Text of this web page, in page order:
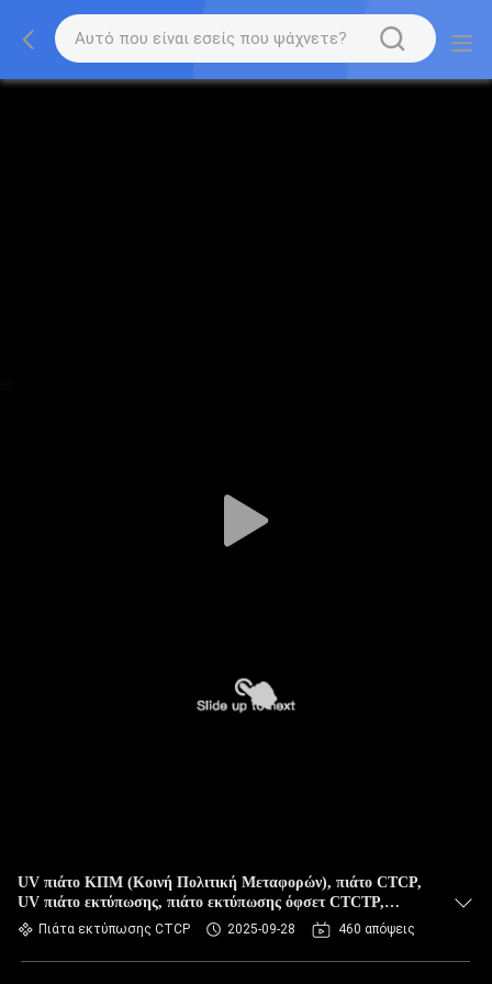
UV πιάτο ΚΠΜ (Κοινή Πολιτική Μεταφορών), πιάτο CTCP,
UV πιάτο εκτύπωσης, πιάτο εκτύπωσης όφσετ CTCTP,
υψηλό - ποιοτικό CTCP πιάτο
Πιάτα εκτύπωσης CTCP 2025-09-28 460 απόψεις